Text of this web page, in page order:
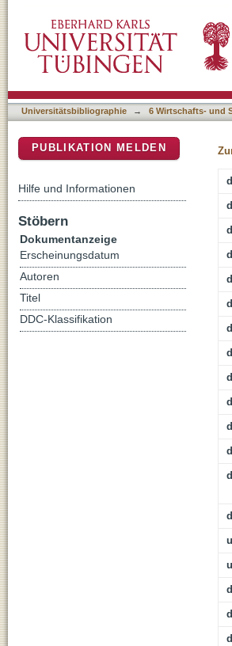
Universitätsbibliographie → 6 Wirtschafts- und
PUBLIKATION MELDEN
Hilfe und Informationen
Stöbern
Dokumentanzeige
Erscheinungsdatum
Autoren
Titel
DDC-Klassifikation